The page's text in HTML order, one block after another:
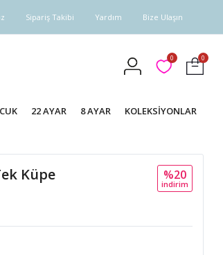
Sipariş Takibi Yardım Bize Ulaşın
0 0
22 AYAR 8 AYAR KOLEKSİYONLAR
Küpe %20
i̇ndi̇ri̇m